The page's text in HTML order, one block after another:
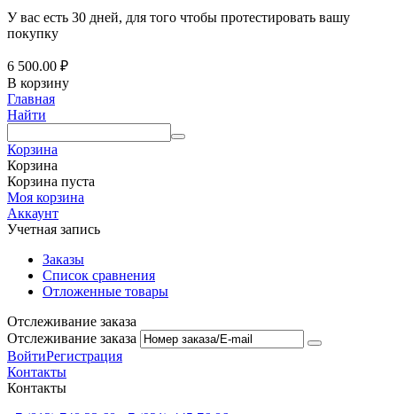
У вас есть 30 дней, для того чтобы протестировать вашу
покупку
6 500.00 ₽
В корзину
Главная
Найти
Корзина
Корзина
Корзина пуста
Моя корзина
Аккаунт
Учетная запись
Заказы
Список сравнения
Отложенные товары
Отслеживание заказа
Отслеживание заказа
ВойтиРегистрация
Контакты
Контакты